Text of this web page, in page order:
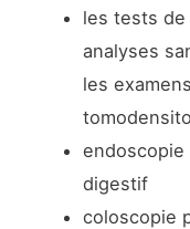
les tests de
analyses
les
endoscopie
digestif
coloscopie